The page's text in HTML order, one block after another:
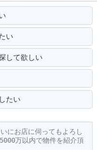
い
して欲しい
たい